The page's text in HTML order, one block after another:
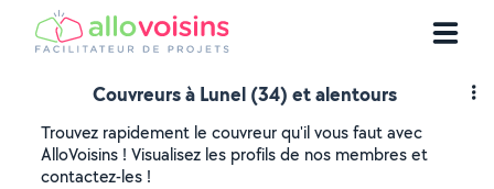
Couvreurs à Lunel (34) et alentours
Trouvez rapidement le couvreur qu'il vous faut avec
AlloVoisins ! Visualisez les profils de nos membres et
contactez-les !